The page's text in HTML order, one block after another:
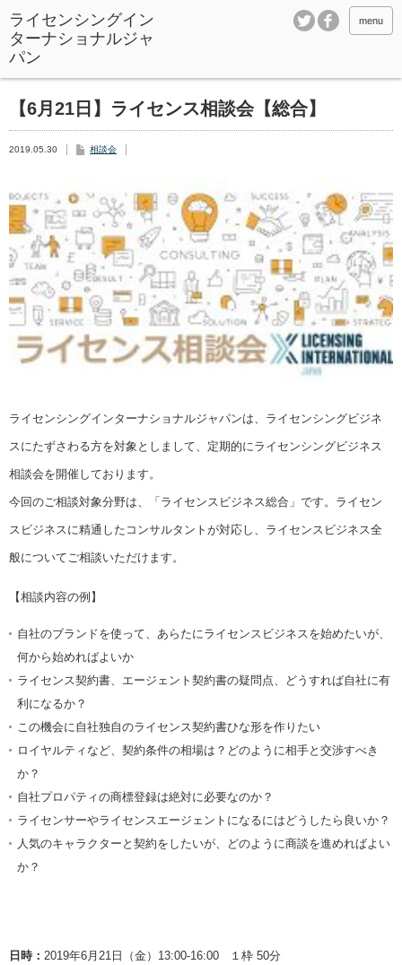
ライセンシングイン
ターナショナルジャ
パン
menu
【6月21日】ライセンス相談会【総合】
2019.05.30 相談会
ライセンシングインターナショナルジャパンは、ライセンシングビジネ
スにたずさわる方を対象としまして、定期的にライセンシングビジネス
相談会を開催しております。
今回のご相談対象分野は、「ライセンスビジネス総合」です。ライセン
スビジネスに精通したコンサルタントが対応し、ライセンスビジネス全
般についてご相談いただけます。
【相談内容の例】
自社のブランドを使って、あらたにライセンスビジネスを始めたいが、
何から始めればよいか
ライセンス契約書、エージェント契約書の疑問点、どうすれば自社に有
利になるか？
この機会に自社独自のライセンス契約書ひな形を作りたい
ロイヤルティなど、契約条件の相場は？どのように相手と交渉すべき
か？
自社プロパティの商標登録は絶対に必要なのか？
ライセンサーやライセンスエージェントになるにはどうしたら良いか？
人気のキャラクターと契約をしたいが、どのように商談を進めればよい
か？
日時： 2019年6月21日（金）13:00-16:00 １枠 50分